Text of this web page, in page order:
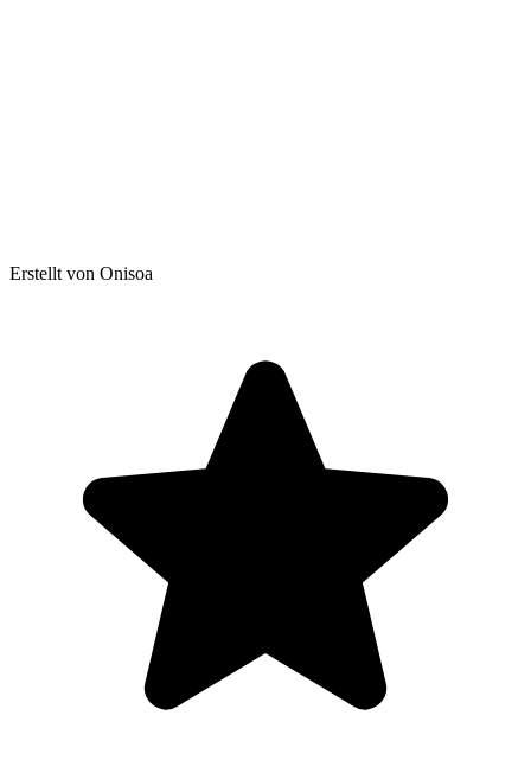
Erstellt von Onisoa